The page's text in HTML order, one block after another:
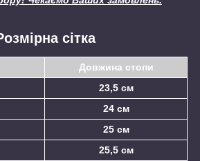
Довжина стопи
сітка
23,5 см
24 см
25 см
25,5 см